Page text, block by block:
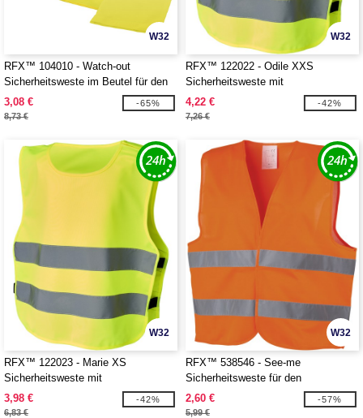
W32
RFX™ 104010 - Watch-out
Sicherheitsweste im Beutel für den
professionellen Einsatz
3,08 €
8,73 €
-65%
W32
RFX™ 122022 - Odile XXS
Sicherheitsweste mit
Klettverschluss für Kinder von 3-6
Jahren
4,22 €
7,26 €
-42%
W32
RFX™ 122023 - Marie XS
Sicherheitsweste mit
Klettverschluss für Kinder von 7-12
Jahren
3,98 €
6,83 €
-42%
W32
RFX™ 538546 - See-me
Sicherheitsweste für den
professionellen Einsatz XL
2,60 €
5,99 €
-57%